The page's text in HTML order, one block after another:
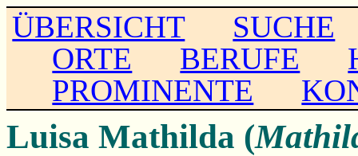
ÜBERSICHT
SUCHE
ORTE
BERUFE
PROMINENTE
Luisa Mathilda (